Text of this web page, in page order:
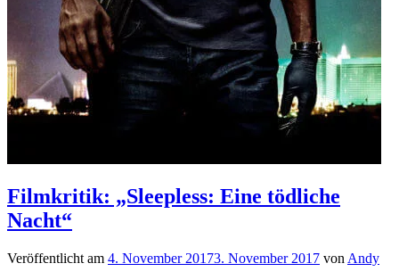
Filmkritik: „Sleepless: Eine tödliche
Nacht“
Veröffentlicht am 4. November 20173. November 2017 von Andy